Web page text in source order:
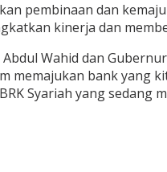
pembinaan dan
kinerja dan
Wahid dan
memajukan bank yang
Syariah yang sedang